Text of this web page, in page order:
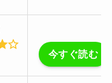
今すぐ読む